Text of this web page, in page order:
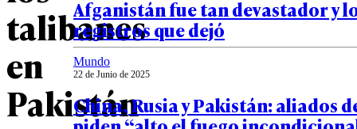
talibanes
en
Pakistán
Afganistán fue tan devastador y
registros que dejó
Mundo
22 de Junio de 2025
China, Rusia y Pakistán: aliados